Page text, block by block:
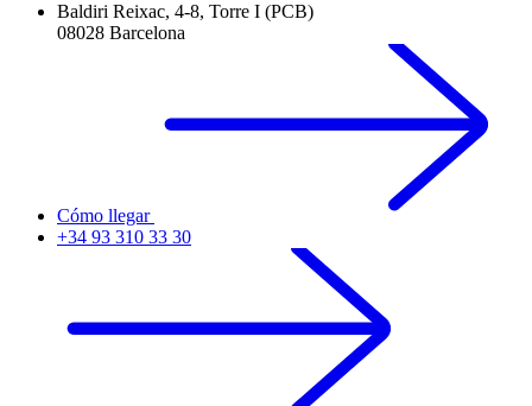
Baldiri Reixac, 4-8, Torre I (PCB)
08028 Barcelona
Cómo llegar
+34 93 310 33 30